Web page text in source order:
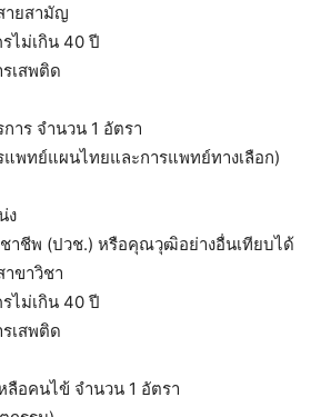
ายสามัญ
ไม่เกิน 40 ปี
เสพติด
าร จำนวน 1 อัตรา
พทย์แผนไทยและการแพทย์ทางเลือก)
ง
าชีพ (ปวช.) หรือคุณวุฒิอย่างอื่นเทียบได้
ขาวิชา
ไม่เกิน 40 ปี
เสพติด
ลือคนไข้ จำนวน 1 อัตรา